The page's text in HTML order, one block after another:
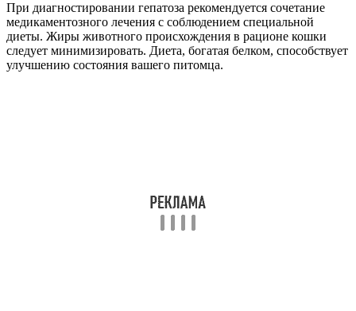
При диагностировании гепатоза рекомендуется сочетание
медикаментозного лечения с соблюдением специальной
диеты. Жиры животного происхождения в рационе кошки
следует минимизировать. Диета, богатая белком, способствует
улучшению состояния вашего питомца.